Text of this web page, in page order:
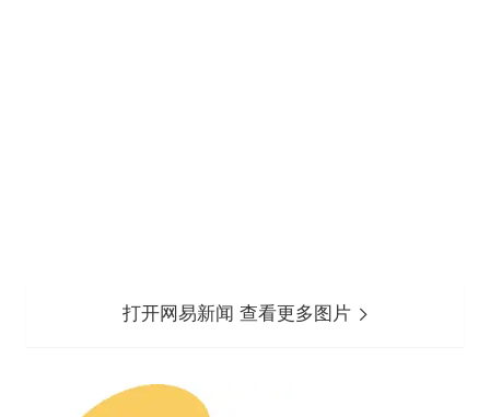
打开网易新闻 查看更多图片